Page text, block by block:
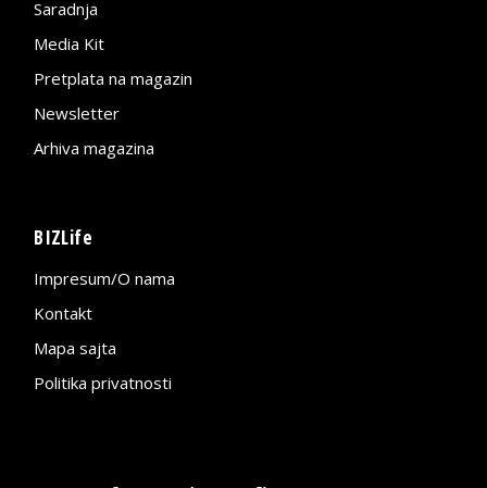
Saradnja
Media Kit
Pretplata na magazin
Newsletter
Arhiva magazina
BIZLife
Impresum/O nama
Kontakt
Mapa sajta
Politika privatnosti